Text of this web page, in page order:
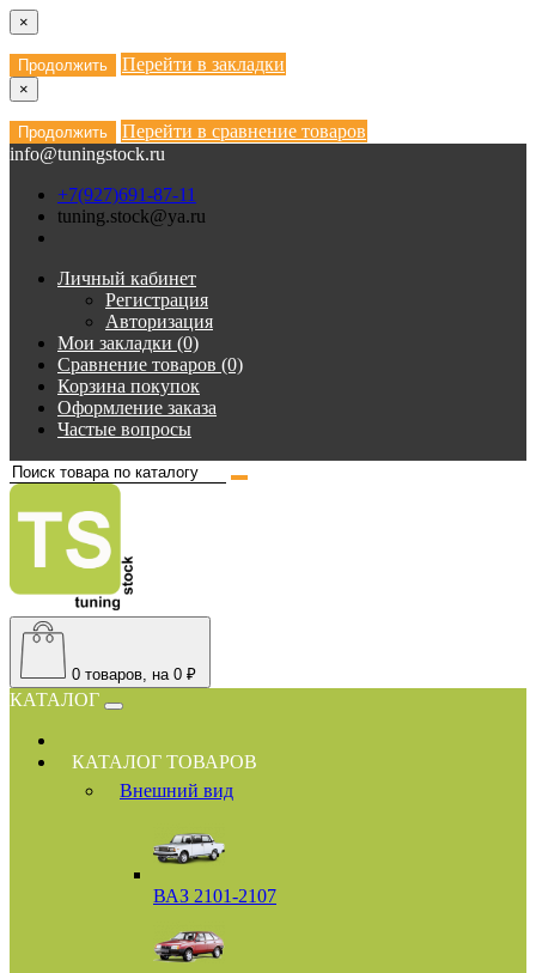
×
Продолжить Перейти в закладки
×
Продолжить
Перейти в сравнение товаров
info@tuningstock.ru
+7(927)691-87-11
tuning.stock@ya.ru
Личный кабинет
Регистрация
Авторизация
Мои закладки (0)
Сравнение товаров (0)
Корзина покупок
Оформление заказа
Частые вопросы
0 товаров, на 0 ₽
КАТАЛОГ
КАТАЛОГ ТОВАРОВ
Внешний вид
ВАЗ 2101-2107